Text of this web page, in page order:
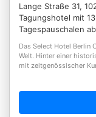
Lange Straße 31,
Tagungshotel mit
Tagespauschalen
Das Select Hotel Berlin
Welt. Hinter einer
mit zeitgenössischer